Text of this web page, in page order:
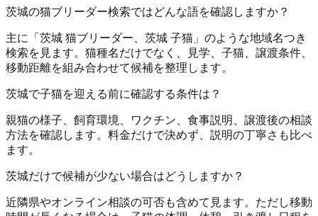
茨城の猫ブリーダー検索ではどんな語を確認しますか？
主に「茨城 猫ブリーダー、茨城 子猫」のような地域名つき
検索を見ます。猫種名だけでなく、見学、子猫、譲渡条件、
移動距離を組み合わせて候補を整理します。
茨城で子猫を迎える前に確認する条件は？
親猫の様子、飼育環境、ワクチン、食事説明、譲渡後の相談
方法を確認します。料金だけで決めず、説明の丁寧さも比べ
ます。
茨城だけで候補が少ない場合はどうしますか？
近隣県やオンライン相談の可否も含めて見ます。ただし移動